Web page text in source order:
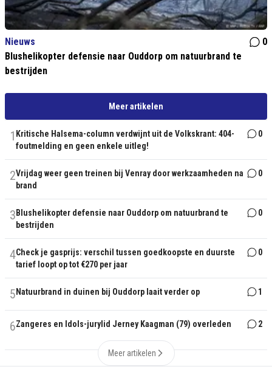
Nieuws
0
Blushelikopter defensie naar Ouddorp om natuurbrand te
bestrijden
Meer artikelen
1 Kritische Halsema-column verdwijnt uit de Volkskrant: 404-
foutmelding en geen enkele uitleg!
0
2Vrijdag weer geen treinen bij Venray door werkzaamheden na
brand
0
3 Blushelikopter defensie naar Ouddorp om natuurbrand te
bestrijden
0
4Check je gasprijs: verschil tussen goedkoopste en duurste
tarief loopt op tot €270 per jaar
0
5 Natuurbrand in duinen bij Ouddorp laait verder op 1
6Zangeres en Idols-jurylid Jerney Kaagman (79) overleden 2
Meer artikelen